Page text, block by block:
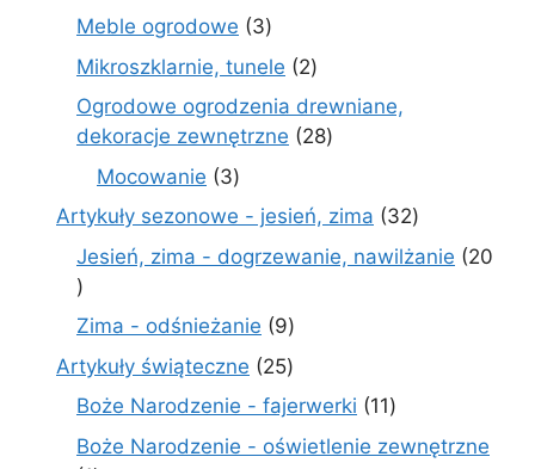
Meble ogrodowe 33
produkty
Mikroszklarnie, tunele 22
produkty
Ogrodowe ogrodzenia drewniane,
dekoracje zewnętrzne
2828
Mocowanie 33
produkty
Artykuły sezonowe - jesień, zima 3232
produkty
Jesień, zima - dogrzewanie, nawilżanie
20
20
produktów
Zima - odśnieżanie 99
produktów
Artykuły świąteczne 2525
produktów
Boże Narodzenie - fajerwerki 1111
produktów
Boże Narodzenie - oświetlenie zewnętrzne